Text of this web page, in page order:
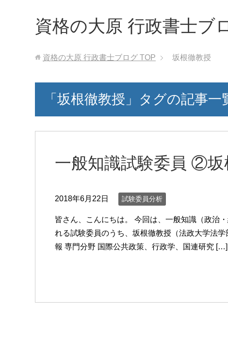
資格の大原 行政書士ブ
資格の大原 行政書士ブログ TOP 坂根徹教授
「坂根徹教授」タグの記事一
一般知識試験委員 ②坂
2018年6月22日 試験委員分析
皆さん、こんにちは。 今回は、一般知識（政治
れる試験委員のうち、坂根徹教授（法政大学法
報 専門分野 国際公共政策、行政学、国連研究 […]